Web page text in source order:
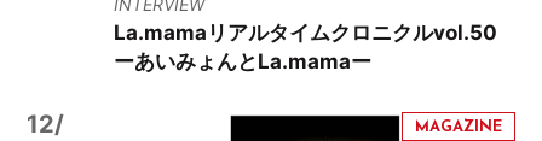
INTERVIEW
La.mamaリアルタイムクロニクルvol.50
ーあいみょんとLa.mamaー
12/